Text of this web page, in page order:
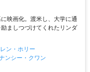
映画化。渡米し、大学に通
ましつづけてくれたリンダ
ン・ホリー
ンシー・クワン